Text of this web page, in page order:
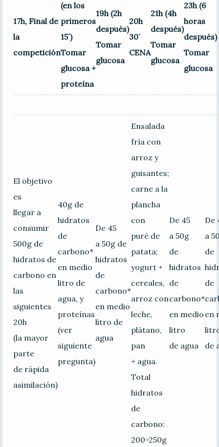
17h, Final de
la
competición
(en los
primeros
15´)
Tomar
glucosa +
proteína
19h (2h
después)
Tomar
glucosa
20h
30´
CENA
21h (4h
después)
Tomar
glucosa
23h (6
horas
después)
Tomar
glucosa
El objetivo
es
llegar a
consumir
500g de
hidratos de
carbono en
las
siguientes
20h
(la mayor
parte
de rápida
asimilación)
40g de
hidratos
de
carbono*
en medio
litro de
agua, y
proteínas
(ver
siguiente
pregunta)
De 45
a 50g de
hidratos
de
carbono*
en medio
litro de
agua
Ensalada
fría con
arroz y
guisantes;
carne a la
plancha
con
puré de
patata;
yogurt +
cereales,
arroz con
leche,
plátano,
pan
+ agua.
Total
hidratos
de
carbono:
200-250g
De 45
a 50g
de
hidratos
de
carbono*
en medio
litro
de agua
De
a
de
de
en
de